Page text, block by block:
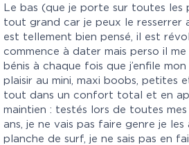
Le bas (que je porte sur toutes les
tout grand car je peux le resserrer
est tellement bien pensé, il est
commence à dater mais perso il
bénis à chaque fois que j’enfile
plaisir au mini, maxi boobs, petites
tout dans un confort total et en
maintien : testés lors de toutes
ans, je ne vais pas faire genre je les
planche de surf, je ne sais pas en